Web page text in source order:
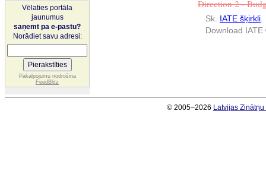
Vēlaties portāla
jaunumus
saņemt pa e-pastu?
Norādiet savu adresi:
Pakalpojumu nodrošina
FeedBlitz
Direction 2 -
Sk. IATE šķirkli
Download
© 2005–2026 Latvijas